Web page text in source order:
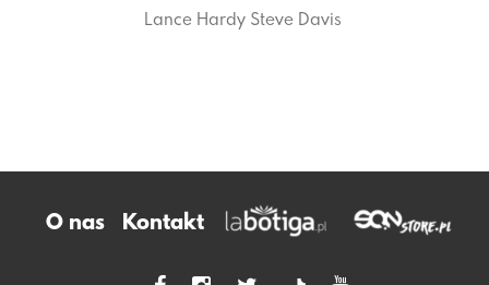
Lance Hardy Steve Davis
O nas Kontakt